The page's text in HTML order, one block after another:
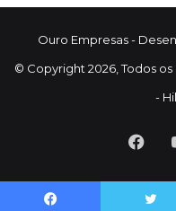
Ouro Empresas-
© Copyright 2026, Todos
-